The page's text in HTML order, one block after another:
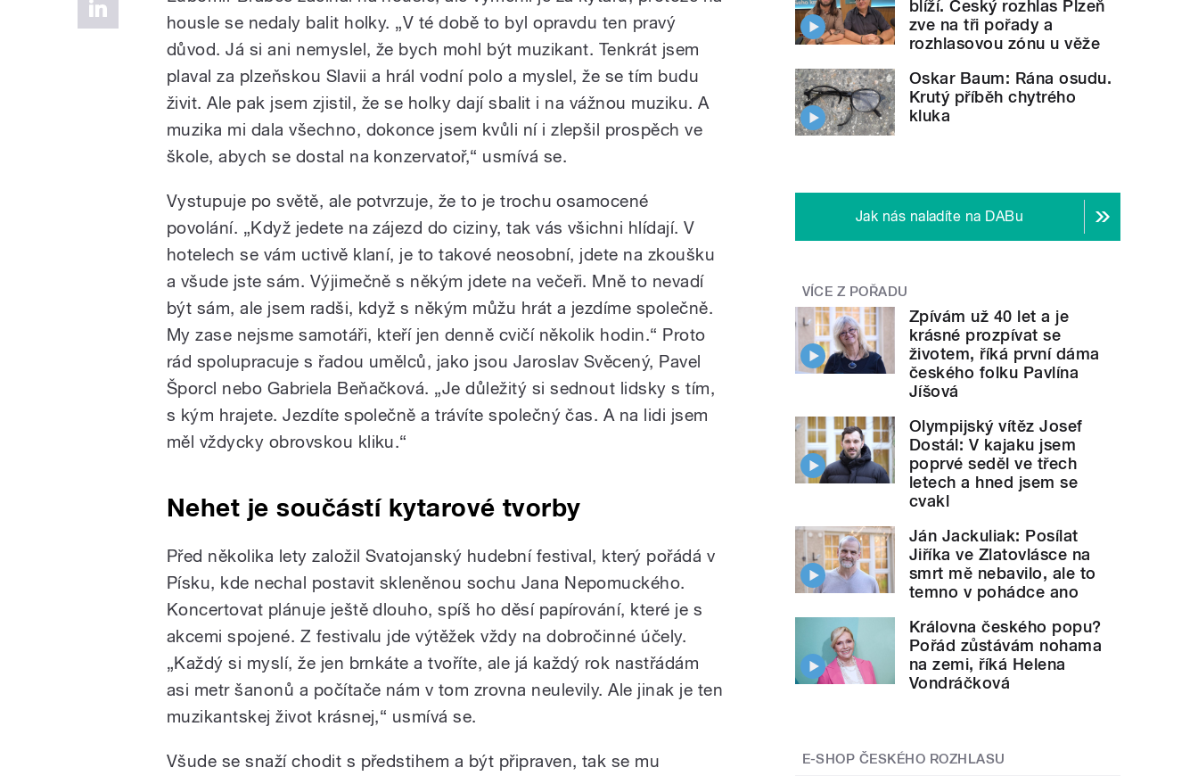
housle se nedaly balit holky. „V té době to byl opravdu ten pravý
důvod. Já si ani nemyslel, že bych mohl být muzikant. Tenkrát jsem
plaval za plzeňskou Slavii a hrál vodní polo a myslel, že se tím budu
živit. Ale pak jsem zjistil, že se holky dají sbalit i na vážnou muziku. A
muzika mi dala všechno, dokonce jsem kvůli ní i zlepšil prospěch ve
škole, abych se dostal na konzervatoř,“ usmívá se.
Vystupuje po světě, ale potvrzuje, že to je trochu osamocené
povolání. „Když jedete na zájezd do ciziny, tak vás všichni hlídají. V
hotelech se vám uctivě klaní, je to takové neosobní, jdete na zkoušku
a všude jste sám. Výjimečně s někým jdete na večeři. Mně to nevadí
být sám, ale jsem radši, když s někým můžu hrát a jezdíme společně.
My zase nejsme samotáři, kteří jen denně cvičí několik hodin.“ Proto
rád spolupracuje s řadou umělců, jako jsou Jaroslav Svěcený, Pavel
Šporcl nebo Gabriela Beňačková. „Je důležitý si sednout lidsky s tím,
s kým hrajete. Jezdíte společně a trávíte společný čas. A na lidi jsem
měl vždycky obrovskou kliku.“
Nehet je součástí kytarové tvorby
Před několika lety založil Svatojanský hudební festival, který pořádá v
Písku, kde nechal postavit skleněnou sochu Jana Nepomuckého.
Koncertovat plánuje ještě dlouho, spíš ho děsí papírování, které je s
akcemi spojené. Z festivalu jde výtěžek vždy na dobročinné účely.
„Každý si myslí, že jen brnkáte a tvoříte, ale já každý rok nastřádám
asi metr šanonů a počítače nám v tom zrovna neulevily. Ale jinak je ten
muzikantskej život krásnej,“ usmívá se.
Všude se snaží chodit s předstihem a být připraven, tak se mu
blíží. Český rozhlas Plzeň
zve na tři pořady a
rozhlasovou zónu u věže
Oskar Baum: Rána osudu.
Krutý příběh chytrého
kluka
Jak nás naladíte na DABu
VÍCE Z POŘADU
Zpívám už 40 let a je
krásné prozpívat se
životem, říká první dáma
českého folku Pavlína
Jíšová
Olympijský vítěz Josef
Dostál: V kajaku jsem
poprvé seděl ve třech
letech a hned jsem se
cvakl
Ján Jackuliak: Posílat
Jiříka ve Zlatovlásce na
smrt mě nebavilo, ale to
temno v pohádce ano
Královna českého popu?
Pořád zůstávám nohama
na zemi, říká Helena
Vondráčková
E-SHOP ČESKÉHO ROZHLASU